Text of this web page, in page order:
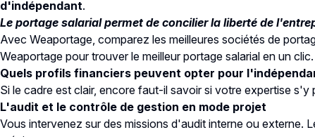
d'indépendant.
Le portage salarial permet de concilier la liberté de
Avec Weaportage, comparez les meilleures sociétés de
Weaportage pour trouver le meilleur portage salarial en un clic.
Quels profils financiers peuvent opter pour
Si le cadre est clair, encore faut-il savoir si votre expertise
L'audit et le contrôle de gestion en mode projet
Vous intervenez sur des missions d'audit interne ou externe.